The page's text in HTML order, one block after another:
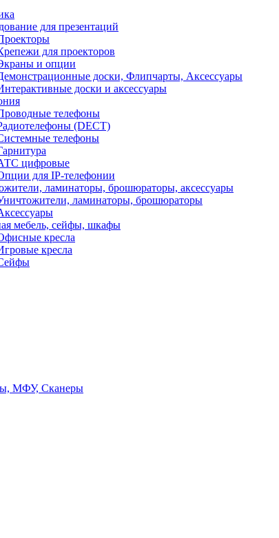
для презентаций
для проекторов
и опции
доски, Флипчарты, Аксессуары
доски и аксессуары
телефоны
(DECT)
телефоны
цифровые
для IP-телефонии
ламинаторы, брошюраторы, аксессуары
ламинаторы, брошюраторы
мебель, сейфы, шкафы
кресла
кресла
МФУ, Сканеры